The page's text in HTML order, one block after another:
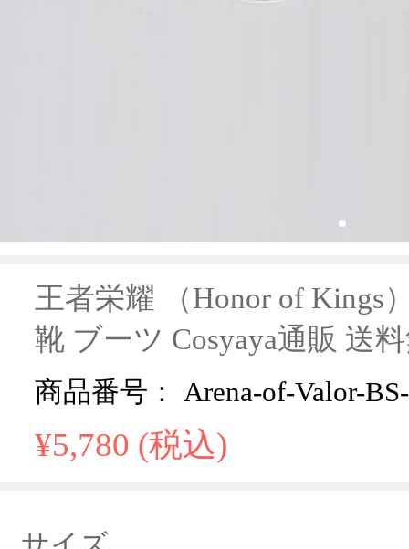
王者栄耀 （Honor of Kings
靴 ブーツ Cosyaya通販 送
商品番号： Arena-of-Valor-
¥5,780 (税込)